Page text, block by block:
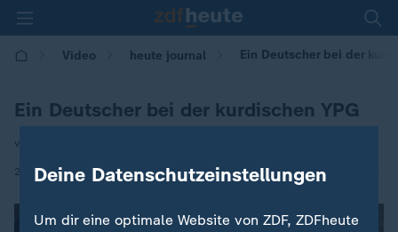
Video heute journal Ein Deutscher bei der
Ein Deutscher bei der kurdischen YPG
von A. Raman, E.Thevessen
23.01.2018 | 21:45
Deine Datenschutzeinstellungen
Um dir eine optimale Website von ZDF, ZDFheute